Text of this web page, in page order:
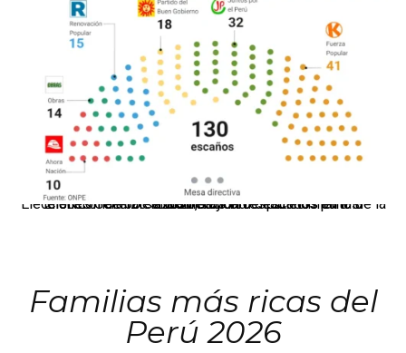
El JNE oficializó la distribución de escaños para la elección de 60 senadores y 130 diputados en las Elecciones Generales 2026, tras el restablecimiento de la Bicameralidad.
Familias más ricas del
Perú 2026